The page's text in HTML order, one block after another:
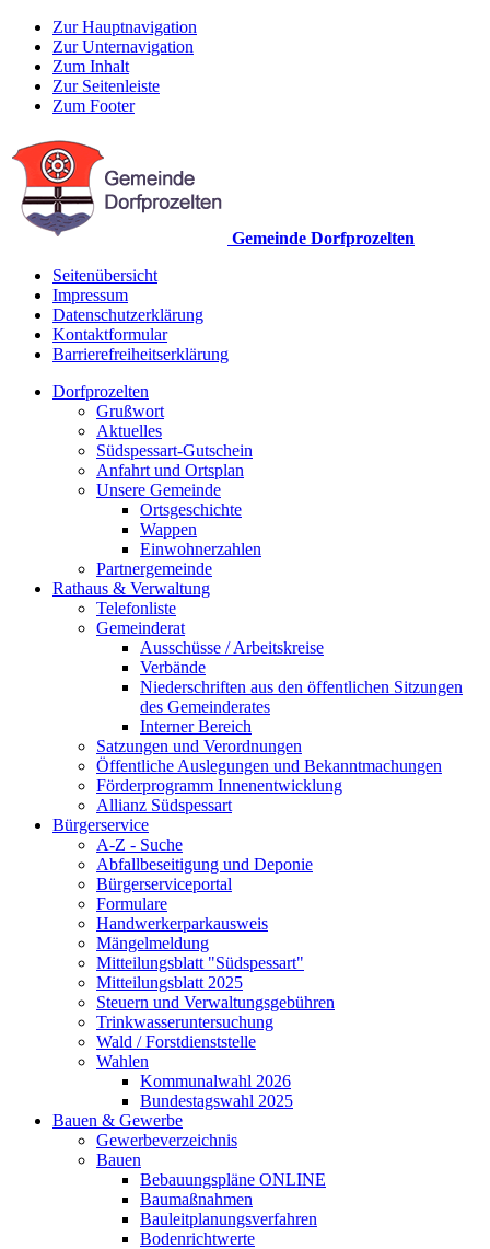
Zur Hauptnavigation
Zur Unternavigation
Zum Inhalt
Zur Seitenleiste
Zum Footer
Gemeinde Dorfprozelten
Seitenübersicht
Impressum
Datenschutzerklärung
Kontaktformular
Barrierefreiheitserklärung
Dorfprozelten
Grußwort
Aktuelles
Südspessart-Gutschein
Anfahrt und Ortsplan
Unsere Gemeinde
Ortsgeschichte
Wappen
Einwohnerzahlen
Partnergemeinde
Rathaus & Verwaltung
Telefonliste
Gemeinderat
Ausschüsse / Arbeitskreise
Verbände
Niederschriften aus den öffentlichen Sitzungen
des Gemeinderates
Interner Bereich
Satzungen und Verordnungen
Öffentliche Auslegungen und Bekanntmachungen
Förderprogramm Innenentwicklung
Allianz Südspessart
Bürgerservice
A-Z - Suche
Abfallbeseitigung und Deponie
Bürgerserviceportal
Formulare
Handwerkerparkausweis
Mängelmeldung
Mitteilungsblatt "Südspessart"
Mitteilungsblatt 2025
Steuern und Verwaltungsgebühren
Trinkwasseruntersuchung
Wald / Forstdienststelle
Wahlen
Kommunalwahl 2026
Bundestagswahl 2025
Bauen & Gewerbe
Gewerbeverzeichnis
Bauen
Bebauungspläne ONLINE
Baumaßnahmen
Bauleitplanungsverfahren
Bodenrichtwerte